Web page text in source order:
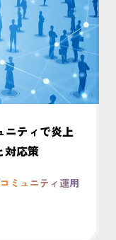
ニティで炎上
対応策
ミュニティ運用